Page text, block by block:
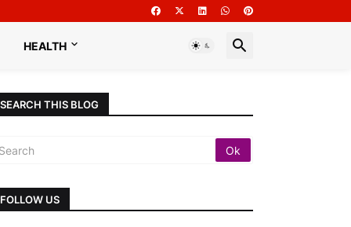
HEALTH
SEARCH THIS BLOG
FOLLOW US